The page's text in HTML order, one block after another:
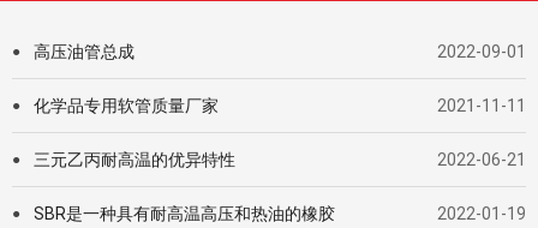
● 高压油管总成 2022-09-01
● 化学品专用软管质量厂家 2021-11-11
● 三元乙丙耐高温的优异特性 2022-06-21
● SBR是一种具有耐高温高压和热油的橡胶 2022-01-19